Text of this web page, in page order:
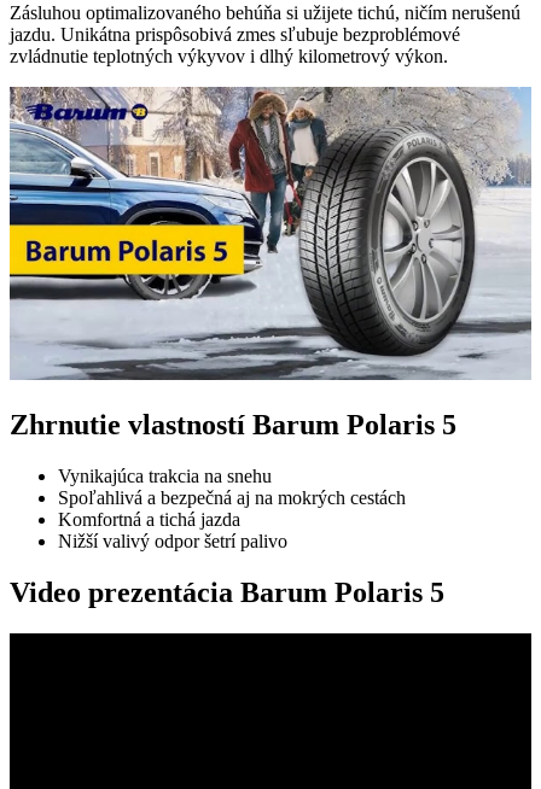
Zásluhou optimalizovaného behúňa si užijete tichú, ničím nerušenú
jazdu. Unikátna prispôsobivá zmes sľubuje bezproblémové
zvládnutie teplotných výkyvov i dlhý kilometrový výkon.
Zhrnutie vlastností Barum Polaris 5
Vynikajúca trakcia na snehu
Spoľahlivá a bezpečná aj na mokrých cestách
Komfortná a tichá jazda
Nižší valivý odpor šetrí palivo
Video prezentácia Barum Polaris 5